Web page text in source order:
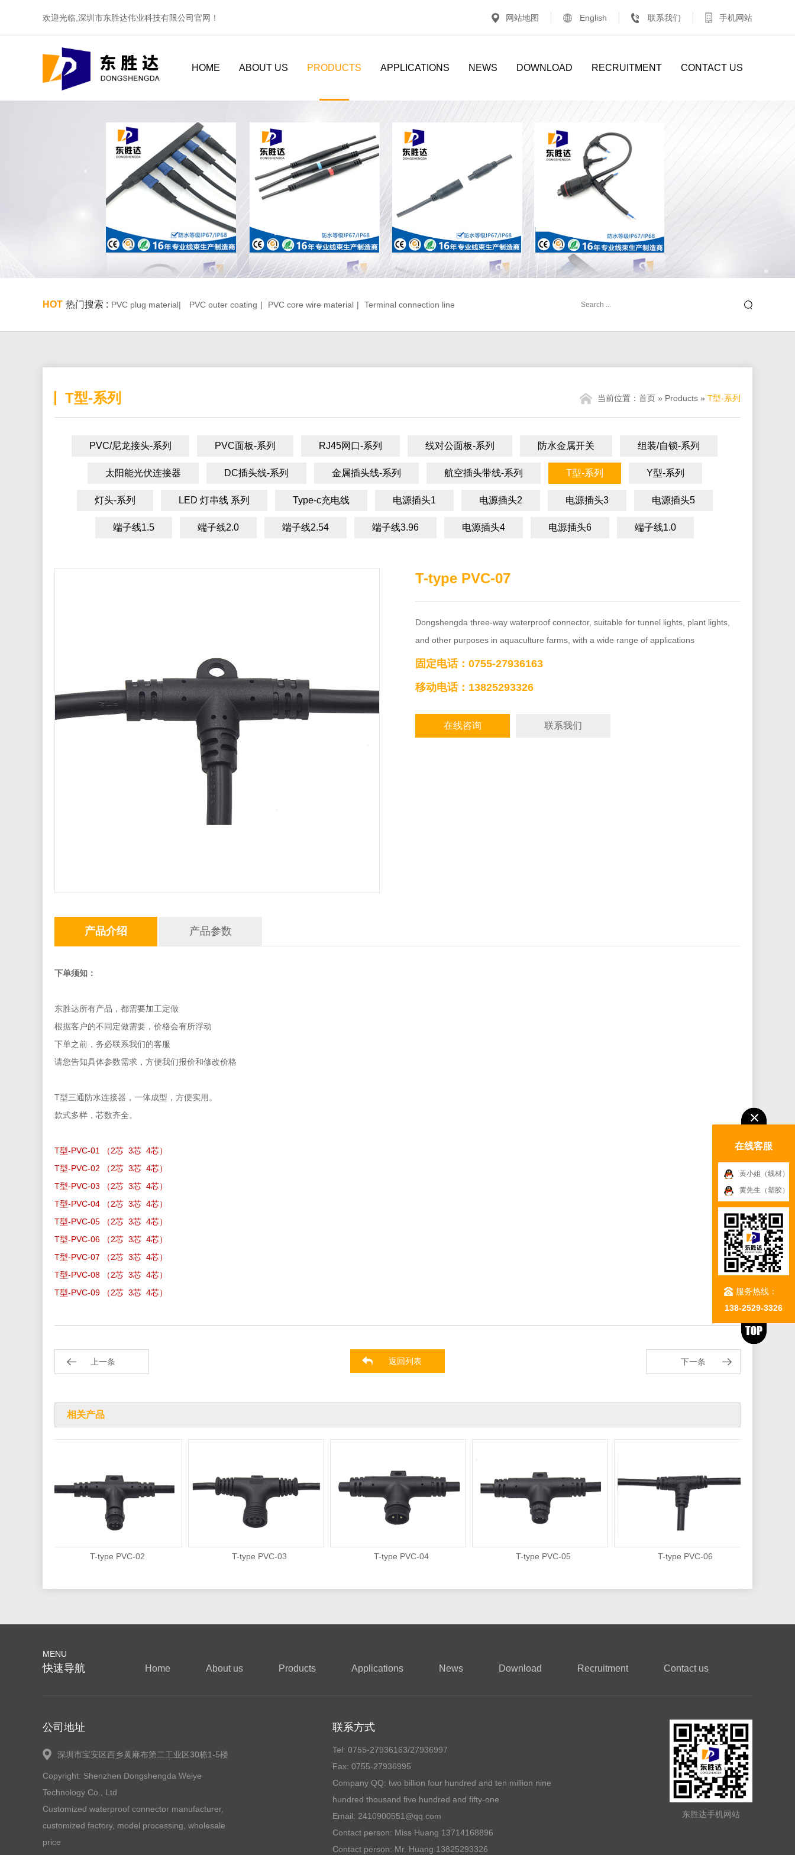
欢迎光临,深圳市东胜达伟业科技有限公司官网！ 网站地图 English 联系我们 手机网站
HOME ABOUT US PRODUCTS APPLICATIONS NEWS DOWNLOAD RECRUITMENT CONTACT US
HOT 热门搜索 : PVC plug material| PVC outer coating | PVC core wire material | Terminal connection line
T型-系列 当前位置： 首页 » Products » T型-系列
PVC/尼龙接头-系列 PVC面板-系列 RJ45网口-系列 线对公面板-系列 防水金属开关 组装/自锁-系列
太阳能光伏连接器 DC插头线-系列 金属插头线-系列 航空插头带线-系列 T型-系列 Y型-系列
灯头-系列 LED 灯串线 系列 Type-c充电线 电源插头1 电源插头2 电源插头3 电源插头5
端子线1.5 端子线2.0 端子线2.54 端子线3.96 电源插头4 电源插头6 端子线1.0
T-type PVC-07
Dongshengda three-way waterproof connector, suitable for tunnel lights, plant lights,
and other purposes in aquaculture farms, with a wide range of applications
固定电话：0755-27936163
移动电话：13825293326
在线咨询 联系我们
产品介绍 产品参数
下单须知：
东胜达所有产品，都需要加工定做
根据客户的不同定做需要，价格会有所浮动
下单之前，务必联系我们的客服
请您告知具体参数需求，方便我们报价和修改价格
T型三通防水连接器，一体成型，方便实用。
款式多样，芯数齐全。
T型-PVC-01 （2芯 3芯 4芯）
T型-PVC-02 （2芯 3芯 4芯）
T型-PVC-03 （2芯 3芯 4芯）
T型-PVC-04 （2芯 3芯 4芯）
T型-PVC-05 （2芯 3芯 4芯）
T型-PVC-06 （2芯 3芯 4芯）
T型-PVC-07 （2芯 3芯 4芯）
T型-PVC-08 （2芯 3芯 4芯）
T型-PVC-09 （2芯 3芯 4芯）
上一条 返回列表 下一条
相关产品
T-type PVC-02 T-type PVC-03 T-type PVC-04 T-type PVC-05 T-type PVC-06
MENU
快速导航 Home About us Products Applications News Download Recruitment Contact us
公司地址
深圳市宝安区西乡黄麻布第二工业区30栋1-5楼
Copyright: Shenzhen Dongshengda Weiye
Technology Co., Ltd
Customized waterproof connector manufacturer,
customized factory, model processing, wholesale
price
联系方式
Tel: 0755-27936163/27936997
Fax: 0755-27936995
Company QQ: two billion four hundred and ten million nine
hundred thousand five hundred and fifty-one
Email: 2410900551@qq.com
Contact person: Miss Huang 13714168896
Contact person: Mr. Huang 13825293326
东胜达手机网站
在线客服
黄小姐（线材）
黄先生（塑胶）
服务热线：
138-2529-3326